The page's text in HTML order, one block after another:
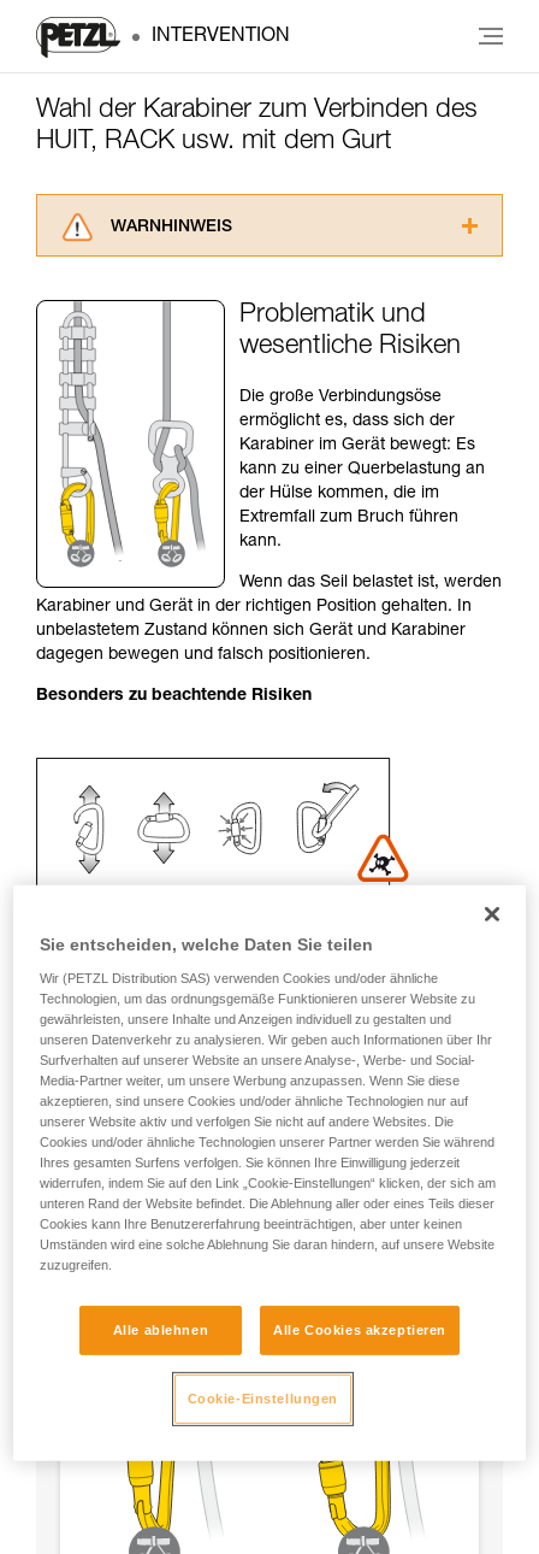
INTERVENTION
Wahl der Karabiner zum Verbinden des
HUIT, RACK usw. mit dem Gurt
WARNHINWEIS
aufmerksam durch, bevor Sie diesen zu Rate
ziehen. Um diese Zusatzinformationen
der Gebrauchsanweisung enthaltenen
Informationen richtig verstanden haben.
Die Beherrschung dieser Techniken setzt eine
entsprechende Ausbildung und ein spezielles
Training voraus. Prüfen Sie zusammen mit
einem Profi, ob Sie in der Lage sind, den
Vorgang alleine sicher zu wiederholen, bevor
Sie ihn eigenständig durchführen.
Wir geben Beispiele für die mit Ihrer Aktivität
verbundenen Techniken. Möglicherweise gibt es
noch andere Techniken, die hier nicht
beschrieben werden.
Problematik und
wesentliche Risiken
Die große Verbindungsöse
ermöglicht es, dass sich der
Karabiner im Gerät bewegt: Es
kann zu einer Querbelastung an
der Hülse kommen, die im
Extremfall zum Bruch führen
kann.
Wenn das Seil belastet ist, werden
Karabiner und Gerät in der richtigen Position gehalten. In
unbelastetem Zustand können sich Gerät und Karabiner
dagegen bewegen und falsch positionieren.
Besonders zu beachtende Risiken
Empfehlung für Karabiner und
Zubehör
- Verwenden Sie einen D-förmigen Karabiner.
- Wählen Sie die von Ihnen bevorzugte Verriegelung.
Sie entscheiden, welche Daten Sie teilen
Wir (PETZL Distribution SAS) verwenden Cookies und/oder ähnliche
Technologien, um das ordnungsgemäße Funktionieren unserer Website zu
gewährleisten, unsere Inhalte und Anzeigen individuell zu gestalten und
unseren Datenverkehr zu analysieren. Wir geben auch Informationen über Ihr
Surfverhalten auf unserer Website an unsere Analyse-, Werbe- und Social-
Media-Partner weiter, um unsere Werbung anzupassen. Wenn Sie diese
akzeptieren, sind unsere Cookies und/oder ähnliche Technologien nur auf
unserer Website aktiv und verfolgen Sie nicht auf andere Websites. Die
Cookies und/oder ähnliche Technologien unserer Partner werden Sie während
Ihres gesamten Surfens verfolgen. Sie können Ihre Einwilligung jederzeit
widerrufen, indem Sie auf den Link „Cookie-Einstellungen“ klicken, der sich am
unteren Rand der Website befindet. Die Ablehnung aller oder eines Teils dieser
Cookies kann Ihre Benutzererfahrung beeinträchtigen, aber unter keinen
Umständen wird eine solche Ablehnung Sie daran hindern, auf unsere Website
zuzugreifen.
Alle ablehnen Alle Cookies akzeptieren
Cookie-Einstellungen